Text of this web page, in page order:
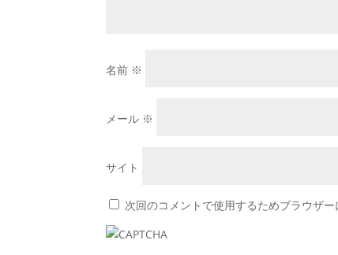
名前 ※
メール ※
サイト
次回のコメントで使用するためブラウザ